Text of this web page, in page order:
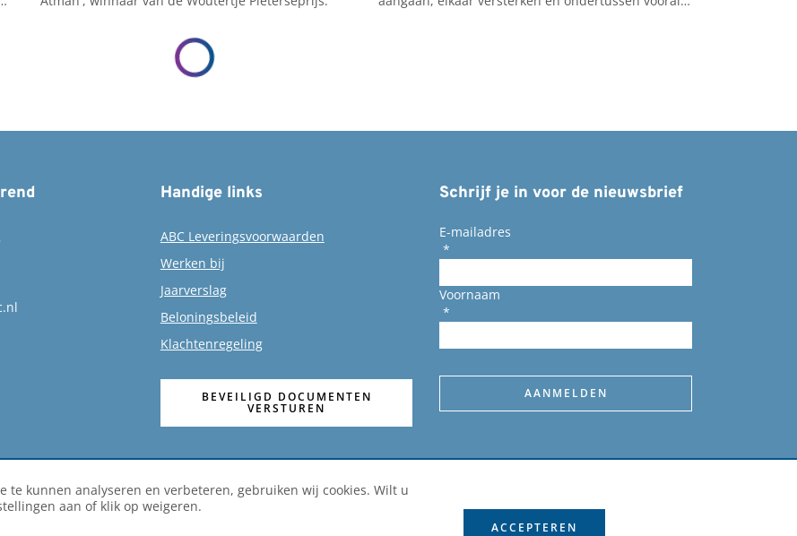
Handige links
ABC Leveringsvoorwaarden
Werken bij
Jaarverslag
Beloningsbeleid
Klachtenregeling
BEVEILIGD DOCUMENTEN
VERSTUREN
Schrijf je in voor de nieuwsbrief
E-mailadres
*
Voornaam
*
te kunnen analyseren en verbeteren, gebruiken wij cookies. Wilt u
aan of klik op weigeren.
ACCEPTEREN